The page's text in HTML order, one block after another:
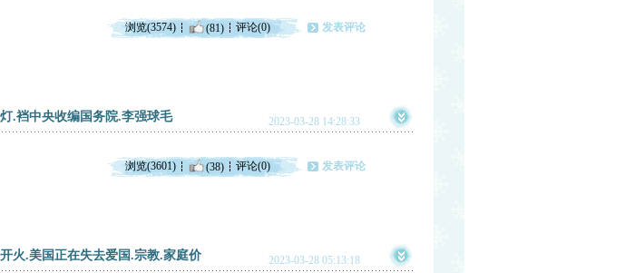
浏览(3574) (81) 评论(0) 发表评论
.裆中央收编国务院.李强球毛 2023-03-28 14:28:33
浏览(3601) (38) 评论(0) 发表评论
火.美国正在失去爱国.宗教.家庭价 2023-03-28 05:13:18